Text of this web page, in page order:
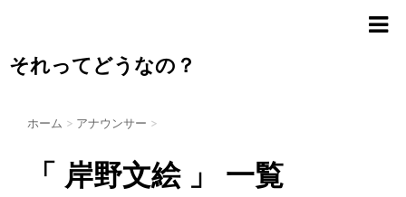
それってどうなの？
ホーム > アナウンサー >
「 岸野文絵 」 一覧